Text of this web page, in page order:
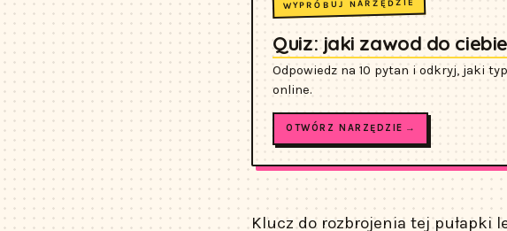
WYPRÓBUJ NARZĘDZIE
Quiz: jaki zawod do
Odpowiedz na 10 pytan i odkryj, jaki
online.
OTWÓRZ NARZĘDZIE →
Klucz do rozbrojenia tej pułapki